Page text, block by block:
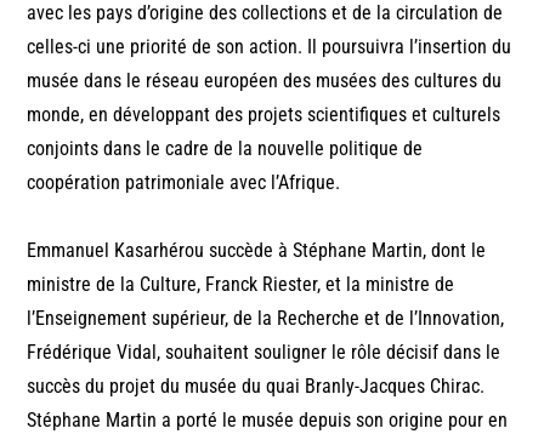
avec les pays d’origine des collections et de la circulation de
celles-ci une priorité de son action. Il poursuivra l’insertion du
musée dans le réseau européen des musées des cultures du
monde, en développant des projets scientifiques et culturels
conjoints dans le cadre de la nouvelle politique de
coopération patrimoniale avec l’Afrique.
Emmanuel Kasarhérou succède à Stéphane Martin, dont le
ministre de la Culture, Franck Riester, et la ministre de
l’Enseignement supérieur, de la Recherche et de l’Innovation,
Frédérique Vidal, souhaitent souligner le rôle décisif dans le
succès du projet du musée du quai Branly-Jacques Chirac.
Stéphane Martin a porté le musée depuis son origine pour en